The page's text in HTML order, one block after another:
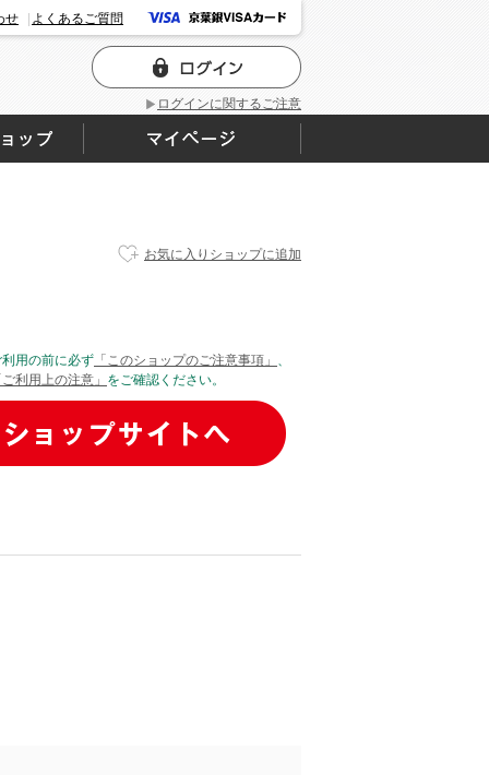
ログインに関するご注意
せ よくあるご質問
お気に入りショップに追加
利用の前に必ず 「このショップのご注意事項」 、
ご利用上の注意」 をご確認ください。